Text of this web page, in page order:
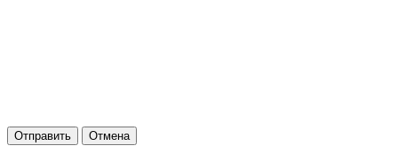
Отправить Отмена